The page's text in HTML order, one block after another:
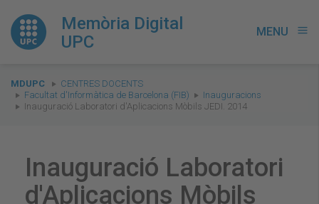
Memòria Digital
UPC
MENU menu
You
are
here:
MDUPC
CENTRES DOCENTS
Facultat d'Informàtica de Barcelona (FIB)
Inauguracions
Inauguració Laboratori d'Aplicacions Mòbils JEDI. 2014
Inauguració Laboratori
d'Aplicacions Mòbils